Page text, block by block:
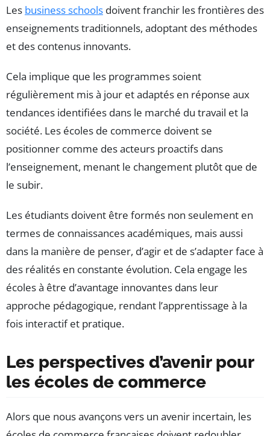
Les business schools doivent franchir les frontières des
enseignements traditionnels, adoptant des méthodes
et des contenus innovants.
Cela implique que les programmes soient
régulièrement mis à jour et adaptés en réponse aux
tendances identifiées dans le marché du travail et la
société. Les écoles de commerce doivent se
positionner comme des acteurs proactifs dans
l’enseignement, menant le changement plutôt que de
le subir.
Les étudiants doivent être formés non seulement en
termes de connaissances académiques, mais aussi
dans la manière de penser, d’agir et de s’adapter face à
des réalités en constante évolution. Cela engage les
écoles à être d’avantage innovantes dans leur
approche pédagogique, rendant l’apprentissage à la
fois interactif et pratique.
Les perspectives d’avenir pour
les écoles de commerce
Alors que nous avançons vers un avenir incertain, les